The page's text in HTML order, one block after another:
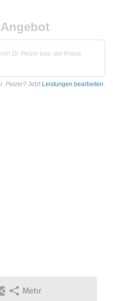
Dr. Pelzer bzw. der Praxis
Pelzer? Jetzt Leistungen bearbeiten.
Mehr